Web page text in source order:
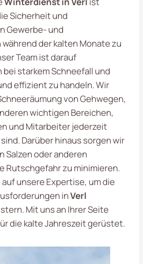
Sicherheit und
Gewerbe- und
der kalten Monate zu
Team ist darauf
starkem Schneefall und
effizient zu handeln. Wir
von Gehwegen,
wichtigen Bereichen,
und Mitarbeiter jederzeit
Darüber hinaus sorgen wir
Salzen oder anderen
Rutschgefahr zu minimieren.
auf unsere Expertise, um die
inVerl
Mit uns an Ihrer Seite
die kalte Jahreszeit gerüstet.